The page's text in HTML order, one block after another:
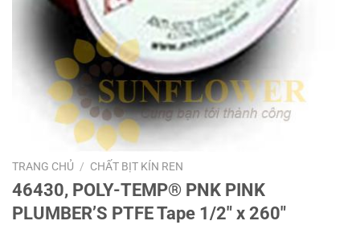
TRANG CHỦ / CHẤT BỊT KÍN REN
46430, POLY-TEMP® PNK PINK
PLUMBER’S PTFE Tape 1/2″ x 260″